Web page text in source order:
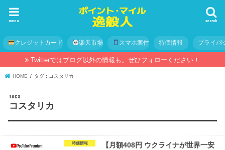
search
menu
クレジットカード 楽天市場 スマホ案件 特価情報 プライバ
Twitterではブログ以外の情報も。ぜひフォローください！
HOME タグ : コスタリカ
コスタリカ
特価情報
【月額408円 ウクライナが世界一安